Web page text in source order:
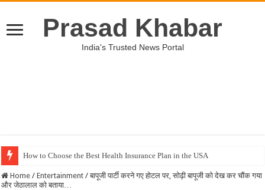
Prasad Khabar
India's Trusted News Portal
How to Choose the Best Health Insurance Plan in the USA
Home / Entertainment / बापूजी पार्टी करने गए होटल पर, सोढ़ी बापूजी को देख कर चौंक गया
और जेठालाल को बताया…